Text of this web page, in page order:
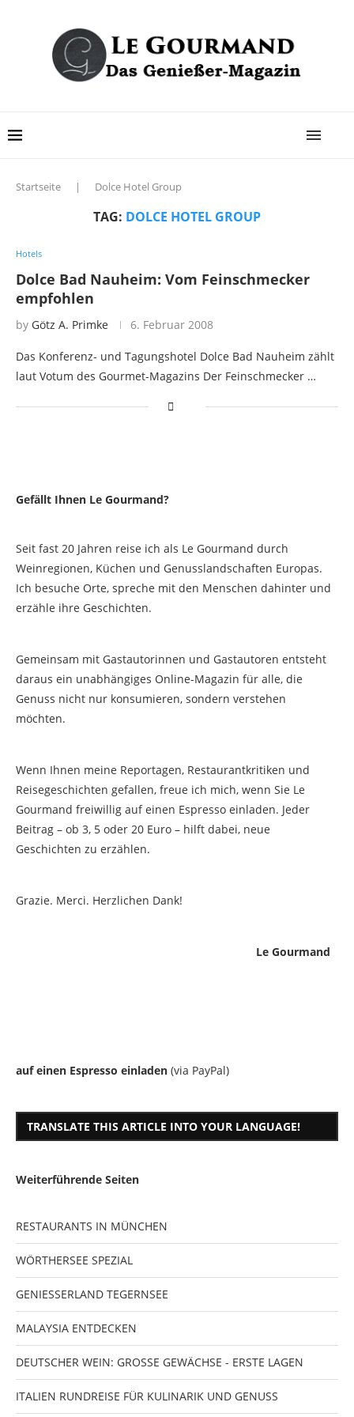
Startseite | Dolce Hotel Group
TAG: DOLCE HOTEL GROUP
Hotels
Dolce Bad Nauheim: Vom Feinschmecker
empfohlen
by Götz A. Primke 6. Februar 2008
Das Konferenz- und Tagungshotel Dolce Bad Nauheim zählt
laut Votum des Gourmet-Magazins Der Feinschmecker …
Gefällt Ihnen Le Gourmand?
Seit fast 20 Jahren reise ich als Le Gourmand durch
Weinregionen, Küchen und Genusslandschaften Europas.
Ich besuche Orte, spreche mit den Menschen dahinter und
erzähle ihre Geschichten.
Gemeinsam mit Gastautorinnen und Gastautoren entsteht
daraus ein unabhängiges Online-Magazin für alle, die
Genuss nicht nur konsumieren, sondern verstehen
möchten.
Wenn Ihnen meine Reportagen, Restaurantkritiken und
Reisegeschichten gefallen, freue ich mich, wenn Sie Le
Gourmand freiwillig auf einen Espresso einladen. Jeder
Beitrag – ob 3, 5 oder 20 Euro – hilft dabei, neue
Geschichten zu erzählen.
Grazie. Merci. Herzlichen Dank!
Le Gourmand
auf einen Espresso einladen (via PayPal)
TRANSLATE THIS ARTICLE INTO YOUR LANGUAGE!
Weiterführende Seiten
RESTAURANTS IN MÜNCHEN
WÖRTHERSEE SPEZIAL
GENIESSERLAND TEGERNSEE
MALAYSIA ENTDECKEN
DEUTSCHER WEIN: GROSSE GEWÄCHSE - ERSTE LAGEN
ITALIEN RUNDREISE FÜR KULINARIK UND GENUSS